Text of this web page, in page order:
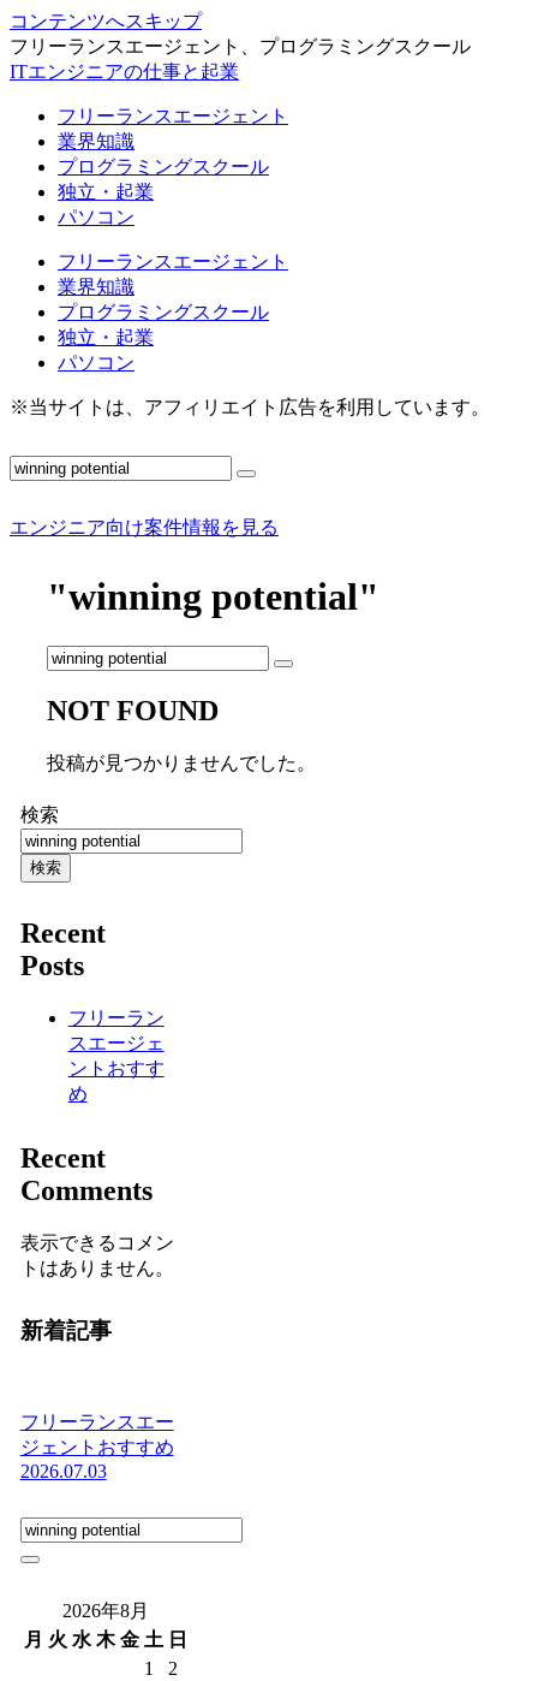
コンテンツへスキップ
フリーランスエージェント、プログラミングスクール
ITエンジニアの仕事と起業
フリーランスエージェント
業界知識
プログラミングスクール
独立・起業
パソコン
フリーランスエージェント
業界知識
プログラミングスクール
独立・起業
パソコン
※当サイトは、アフィリエイト広告を利用しています。
エンジニア向け案件情報を見る
"winning potential"
NOT FOUND
投稿が見つかりませんでした。
検索
検索
Recent
Posts
フリーラン
スエージェ
ントおすす
め
Recent
Comments
表示できるコメン
トはありません。
新着記事
フリーランスエー
ジェントおすすめ
2026.07.03
2026年8月
月 火 水 木 金 土 日
1
2